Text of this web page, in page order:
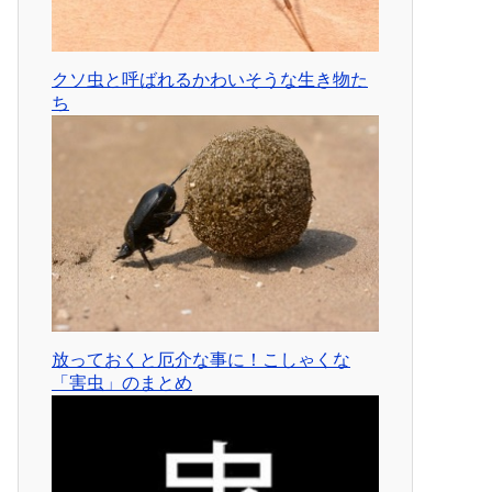
クソ虫と呼ばれるかわいそうな生き物た
ち
放っておくと厄介な事に！こしゃくな
「害虫」のまとめ